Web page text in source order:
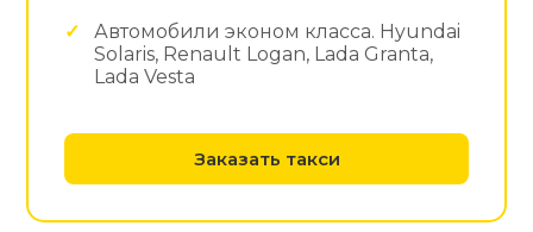
Автомобили эконом класса. Hyundai
Solaris, Renault Logan, Lada Granta,
Lada Vesta
Заказать такси